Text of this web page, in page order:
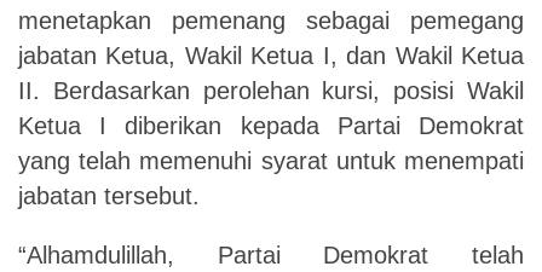
menetapkan pemenang sebagai pemegang
jabatan Ketua, Wakil Ketua I, dan Wakil Ketua
II. Berdasarkan perolehan kursi, posisi Wakil
Ketua I diberikan kepada Partai Demokrat
yang telah memenuhi syarat untuk menempati
jabatan tersebut.
“Alhamdulillah, Partai Demokrat telah